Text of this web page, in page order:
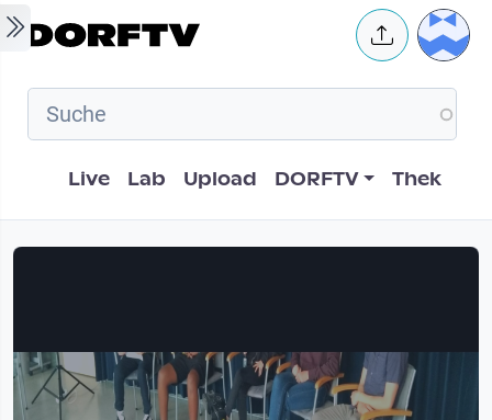
Skip to main content User
Hauptnavigation
Live Lab Upload DORFTV Thek